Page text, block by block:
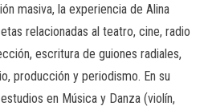
masiva, la experiencia de Alina
relacionadas al teatro, cine, radio
escritura de guiones radiales,
producción y periodismo. En su
en Música y Danza (violín,